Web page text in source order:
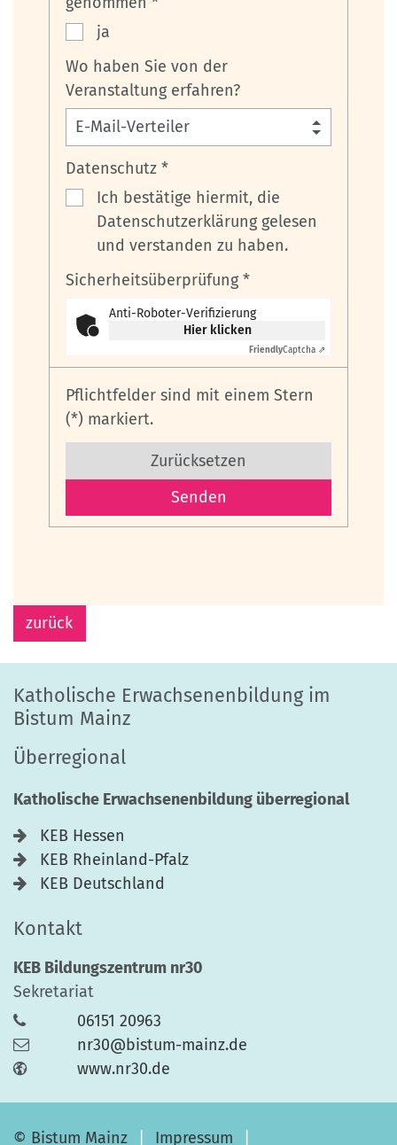
ja
Wo haben Sie von der
Veranstaltung erfahren?
Datenschutz *
Ich bestätige hiermit, die
Datenschutzerklärung gelesen
und verstanden zu haben.
Sicherheitsüberprüfung *
Anti-Roboter-Verifizierung
Hier klicken
FriendlyCaptcha ⇗
Pflichtfelder sind mit einem Stern
(*) markiert.
Zurücksetzen
zurück
Katholische Erwachsenenbildung im
Bistum Mainz
Überregional
Katholische Erwachsenenbildung überregional
KEB Hessen
KEB Rheinland-Pfalz
KEB Deutschland
Kontakt
KEB Bildungszentrum nr30
Sekretariat
06151 20963
nr30@bistum-mainz.de
www.nr30.de
© Bistum Mainz Impressum